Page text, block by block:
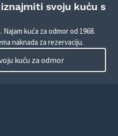
svoju kuću s
Najam kuća za odmor od 1968.
naknada za rezervaciju.
kuću za odmor